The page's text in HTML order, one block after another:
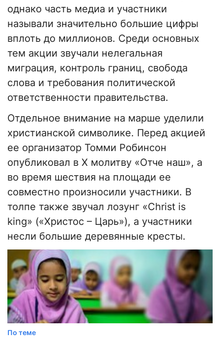
однако часть медиа и участники
называли значительно большие цифры
вплоть до миллионов. Среди основных
тем акции звучали нелегальная
миграция, контроль границ, свобода
слова и требования политической
ответственности правительства.
Отдельное внимание на марше уделили
христианской символике. Перед акцией
ее организатор Томми Робинсон
опубликовал в X молитву «Отче наш», а
во время шествия на площади ее
совместно произносили участники. В
толпе также звучал лозунг «Christ is
king» («Христос – Царь»), а участники
несли большие деревянные кресты.
По теме